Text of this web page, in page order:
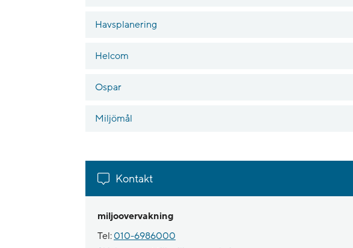
Havsplanering
Helcom
Ospar
Miljömål
Kontakt
miljoovervakning
Tel: 010-6986000